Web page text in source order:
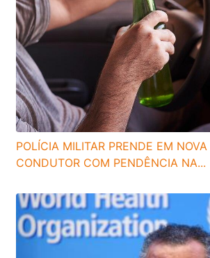
POLÍCIA MILITAR PRENDE EM
CONDUTOR COM PENDÊNCIA NA...